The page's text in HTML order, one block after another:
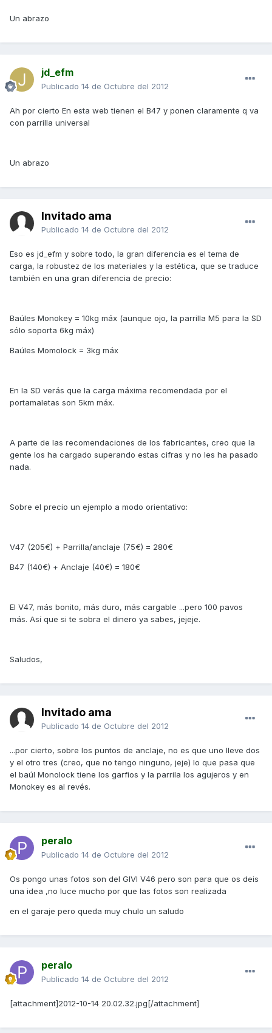
Un abrazo
jd_efm
Publicado 14 de Octubre del 2012
Ah por cierto En esta web tienen el B47 y ponen claramente q va
con parrilla universal
Un abrazo
Invitado ama
Publicado 14 de Octubre del 2012
Eso es jd_efm y sobre todo, la gran diferencia es el tema de
carga, la robustez de los materiales y la estética, que se traduce
también en una gran diferencia de precio:
Baúles Monokey = 10kg máx (aunque ojo, la parrilla M5 para la SD
sólo soporta 6kg máx)
Baúles Momolock = 3kg máx
En la SD verás que la carga máxima recomendada por el
portamaletas son 5km máx.
A parte de las recomendaciones de los fabricantes, creo que la
gente los ha cargado superando estas cifras y no les ha pasado
nada.
Sobre el precio un ejemplo a modo orientativo:
V47 (205€) + Parrilla/anclaje (75€) = 280€
B47 (140€) + Anclaje (40€) = 180€
El V47, más bonito, más duro, más cargable ...pero 100 pavos
más. Así que si te sobra el dinero ya sabes, jejeje.
Saludos,
Invitado ama
Publicado 14 de Octubre del 2012
...por cierto, sobre los puntos de anclaje, no es que uno lleve dos
y el otro tres (creo, que no tengo ninguno, jeje) lo que pasa que
el baúl Monolock tiene los garfios y la parrila los agujeros y en
Monokey es al revés.
peralo
Publicado 14 de Octubre del 2012
Os pongo unas fotos son del GIVI V46 pero son para que os deis
una idea ,no luce mucho por que las fotos son realizada
en el garaje pero queda muy chulo un saludo
peralo
Publicado 14 de Octubre del 2012
[attachment]2012-10-14 20.02.32.jpg[/attachment]